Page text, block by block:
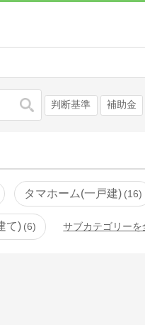
検索 判断基準 補助金
タマホーム(一戸建) 16
て) 6 サブカテゴリー